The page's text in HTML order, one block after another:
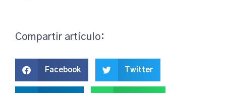
Compartir artículo:
Facebook Twitter